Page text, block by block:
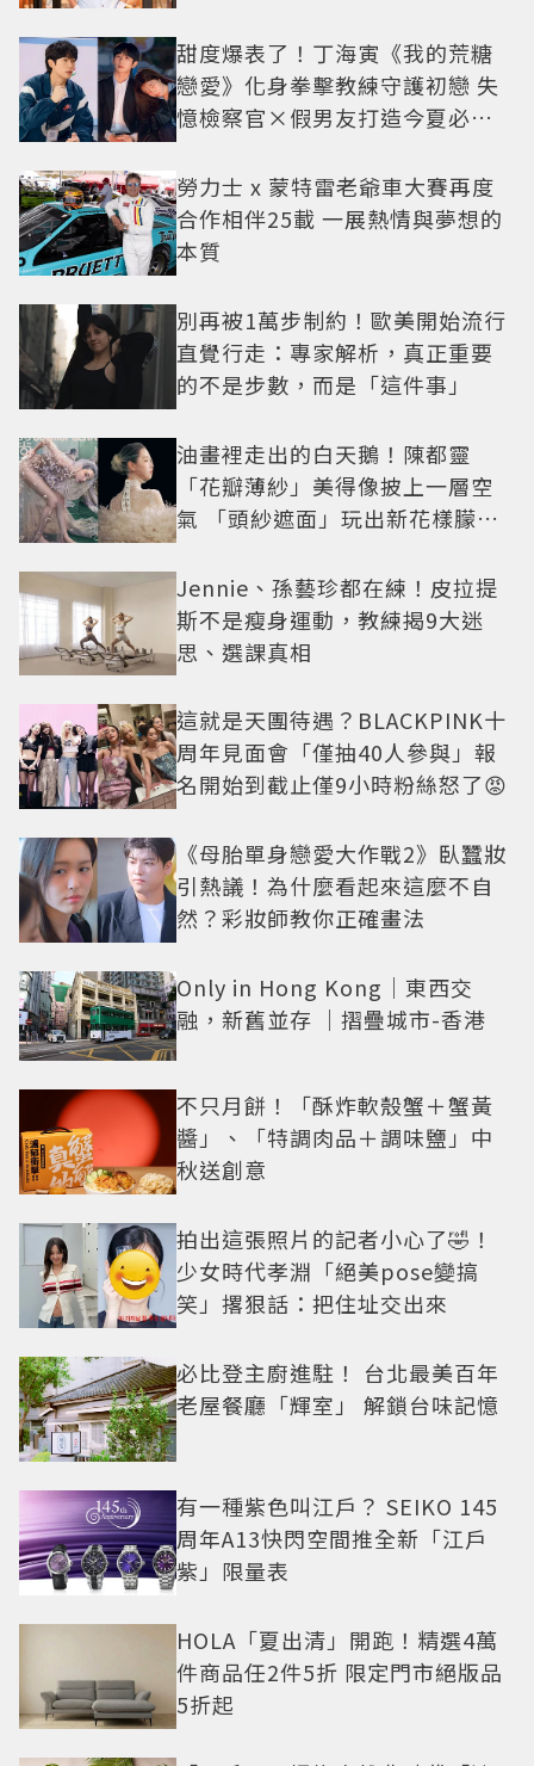
甜度爆表了！丁海寅《我的荒糖
戀愛》化身拳擊教練守護初戀 失
憶檢察官×假男友打造今夏必看
勞力士 x 蒙特雷老爺車大賽再度
合作相伴25載 一展熱情與夢想的
本質
別再被1萬步制約！歐美開始流行
直覺行走：專家解析，真正重要
的不是步數，而是「這件事」
油畫裡走出的白天鵝！陳都靈
「花瓣薄紗」美得像披上一層空
氣 「頭紗遮面」玩出新花樣朦朧
Jennie、孫藝珍都在練！皮拉提
斯不是瘦身運動，教練揭9大迷
思、選課真相
這就是天團待遇？BLACKPINK十
周年見面會「僅抽40人參與」報
名開始到截止僅9小時粉絲怒了😡
《母胎單身戀愛大作戰2》臥蠶妝
引熱議！為什麼看起來這麼不自
然？彩妝師教你正確畫法
Only in Hong Kong｜東西交
融，新舊並存 ｜摺疊城市-香港
不只月餅！「酥炸軟殼蟹＋蟹黃
醬」、「特調肉品＋調味鹽」中
秋送創意
拍出這張照片的記者小心了🤣！
少女時代孝淵「絕美pose變搞
笑」撂狠話：把住址交出來
必比登主廚進駐！ 台北最美百年
老屋餐廳「輝室」 解鎖台味記憶
有一種紫色叫江戶？ SEIKO 145
周年A13快閃空間推全新「江戶
紫」限量表
HOLA「夏出清」開跑！精選4萬
件商品任2件5折 限定門市絕版品
5折起